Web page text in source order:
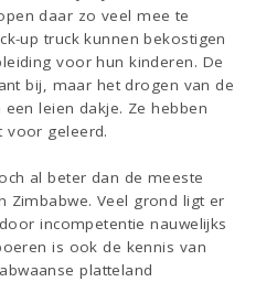
daar zo veel mee te
up truck kunnen bekostigen
voor hun kinderen. De
bij, maar het drogen van de
leien dakje. Ze hebben
voor geleerd.
al beter dan de meeste
Zimbabwe. Veel grond ligt er
incompetentie nauwelijks
is ook de kennis van
platteland